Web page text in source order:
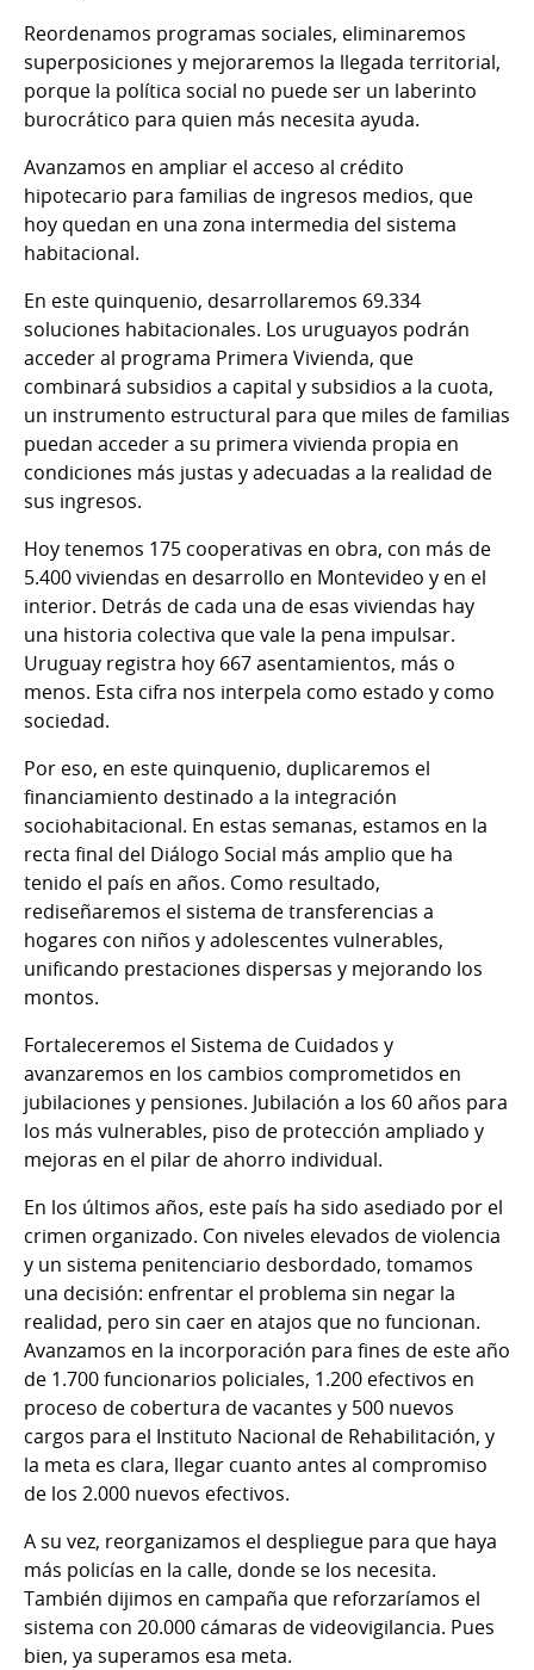
Reordenamos programas sociales, eliminaremos
superposiciones y mejoraremos la llegada territorial,
porque la política social no puede ser un laberinto
burocrático para quien más necesita ayuda.
Avanzamos en ampliar el acceso al crédito
hipotecario para familias de ingresos medios, que
hoy quedan en una zona intermedia del sistema
habitacional.
En este quinquenio, desarrollaremos 69.334
soluciones habitacionales. Los uruguayos podrán
acceder al programa Primera Vivienda, que
combinará subsidios a capital y subsidios a la cuota,
un instrumento estructural para que miles de familias
puedan acceder a su primera vivienda propia en
condiciones más justas y adecuadas a la realidad de
sus ingresos.
Hoy tenemos 175 cooperativas en obra, con más de
5.400 viviendas en desarrollo en Montevideo y en el
interior. Detrás de cada una de esas viviendas hay
una historia colectiva que vale la pena impulsar.
Uruguay registra hoy 667 asentamientos, más o
menos. Esta cifra nos interpela como estado y como
sociedad.
Por eso, en este quinquenio, duplicaremos el
financiamiento destinado a la integración
sociohabitacional. En estas semanas, estamos en la
recta final del Diálogo Social más amplio que ha
tenido el país en años. Como resultado,
rediseñaremos el sistema de transferencias a
hogares con niños y adolescentes vulnerables,
unificando prestaciones dispersas y mejorando los
montos.
Fortaleceremos el Sistema de Cuidados y
avanzaremos en los cambios comprometidos en
jubilaciones y pensiones. Jubilación a los 60 años para
los más vulnerables, piso de protección ampliado y
mejoras en el pilar de ahorro individual.
En los últimos años, este país ha sido asediado por el
crimen organizado. Con niveles elevados de violencia
y un sistema penitenciario desbordado, tomamos
una decisión: enfrentar el problema sin negar la
realidad, pero sin caer en atajos que no funcionan.
Avanzamos en la incorporación para fines de este año
de 1.700 funcionarios policiales, 1.200 efectivos en
proceso de cobertura de vacantes y 500 nuevos
cargos para el Instituto Nacional de Rehabilitación, y
la meta es clara, llegar cuanto antes al compromiso
de los 2.000 nuevos efectivos.
A su vez, reorganizamos el despliegue para que haya
más policías en la calle, donde se los necesita.
También dijimos en campaña que reforzaríamos el
sistema con 20.000 cámaras de videovigilancia. Pues
bien, ya superamos esa meta.